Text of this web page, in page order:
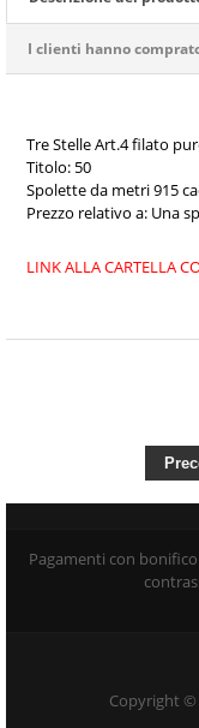
I clienti hanno
Tre Stelle Art.4 filato
Titolo: 50
Spolette da metri 915
Prezzo relativo a: Una
LINK ALLA CARTELLA
Pagamenti con
Copyright ©